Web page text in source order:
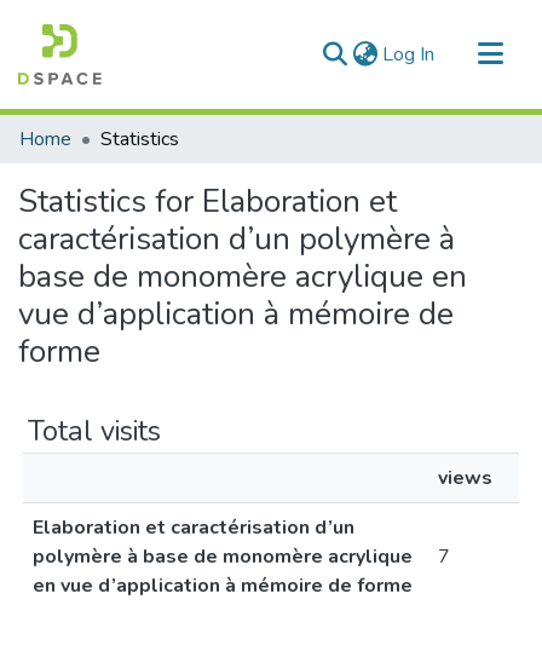
Log In (current)
Communities & Collections
Home Statistics
Statistics for Elaboration et
caractérisation d’un polymère à
base de monomère acrylique en
vue d’application à mémoire de
forme
Total visits
views
Elaboration et caractérisation d’un
polymère à base de monomère acrylique
en vue d’application à mémoire de forme
7